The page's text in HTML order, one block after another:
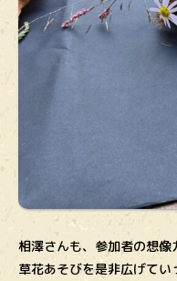
相澤さんも、参加者の想像
草花あそびを是非広げて